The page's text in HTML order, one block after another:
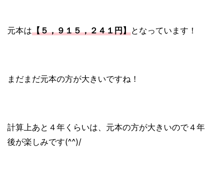
元本は【５，９１５，２４１円】となっています！
まだまだ元本の方が大きいですね！
計算上あと４年くらいは、元本の方が大きいので４年
後が楽しみです(^^)/